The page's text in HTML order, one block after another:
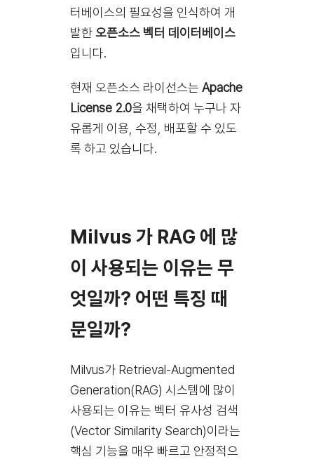
터베이스의 필요성을 인식하여 개
발한오픈소스 벡터 데이터베이스
입니다.
현재 오픈소스 라이선스는 Apache
License 2.0을 채택하여 누구나 자
유롭게 이용, 수정, 배포할 수 있도
록 하고 있습니다.
Milvus 가 RAG 에 많
이 사용되는 이유는 무
엇일까? 어떤 특징 때
문일까?
Milvus가 Retrieval-Augmented
Generation(RAG) 시스템에 많이
사용되는 이유는 벡터 유사성 검색
(Vector Similarity Search)이라는
핵심 기능을 매우 빠르고 안정적으